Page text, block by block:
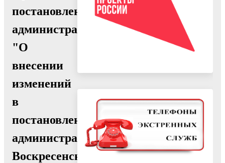
постановления
администрации
"О
внесении
изменений
в
постановление
администрации
Воскресенского